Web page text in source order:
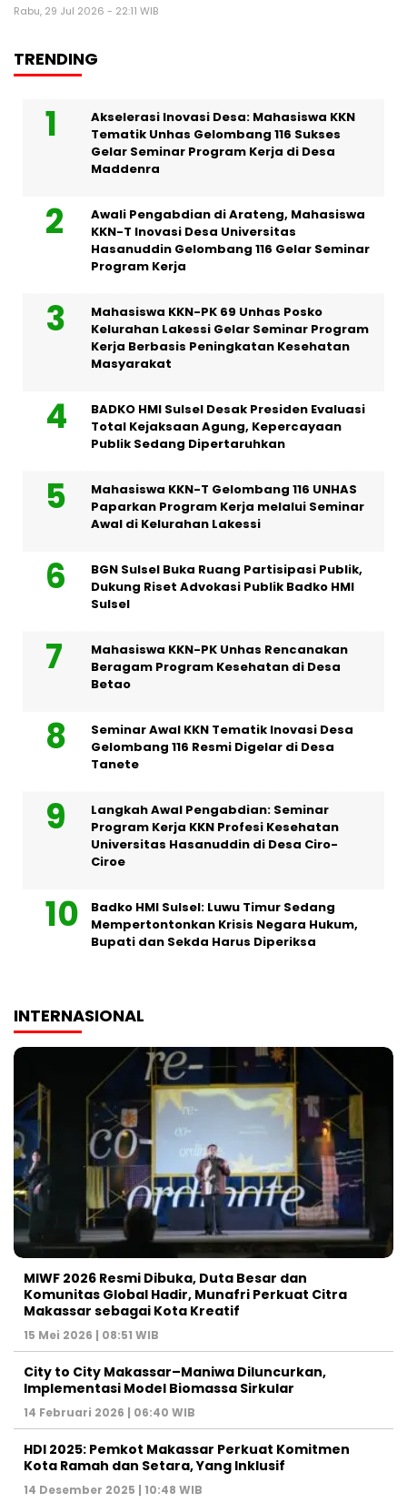
Rabu, 29 Jul 2026 - 22:11 WIB
TRENDING
Akselerasi Inovasi Desa: Mahasiswa KKN
Tematik Unhas Gelombang 116 Sukses
Gelar Seminar Program Kerja di Desa
Maddenra
Awali Pengabdian di Arateng, Mahasiswa
KKN-T Inovasi Desa Universitas
Hasanuddin Gelombang 116 Gelar Seminar
Program Kerja
Mahasiswa KKN-PK 69 Unhas Posko
Kelurahan Lakessi Gelar Seminar Program
Kerja Berbasis Peningkatan Kesehatan
Masyarakat
BADKO HMI Sulsel Desak Presiden Evaluasi
Total Kejaksaan Agung, Kepercayaan
Publik Sedang Dipertaruhkan
Mahasiswa KKN-T Gelombang 116 UNHAS
Paparkan Program Kerja melalui Seminar
Awal di Kelurahan Lakessi
BGN Sulsel Buka Ruang Partisipasi Publik,
Dukung Riset Advokasi Publik Badko HMI
Sulsel
Mahasiswa KKN-PK Unhas Rencanakan
Beragam Program Kesehatan di Desa
Betao
Seminar Awal KKN Tematik Inovasi Desa
Gelombang 116 Resmi Digelar di Desa
Tanete
Langkah Awal Pengabdian: Seminar
Program Kerja KKN Profesi Kesehatan
Universitas Hasanuddin di Desa Ciro-
Ciroe
Badko HMI Sulsel: Luwu Timur Sedang
Mempertontonkan Krisis Negara Hukum,
Bupati dan Sekda Harus Diperiksa
INTERNASIONAL
MIWF 2026 Resmi Dibuka, Duta Besar dan
Komunitas Global Hadir, Munafri Perkuat Citra
Makassar sebagai Kota Kreatif
15 Mei 2026 | 08:51 WIB
City to City Makassar–Maniwa Diluncurkan,
Implementasi Model Biomassa Sirkular
14 Februari 2026 | 06:40 WIB
HDI 2025: Pemkot Makassar Perkuat Komitmen
Kota Ramah dan Setara, Yang Inklusif
14 Desember 2025 | 10:48 WIB